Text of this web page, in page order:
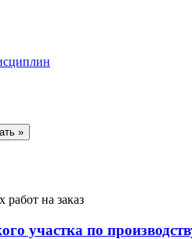
на заказ
участка по